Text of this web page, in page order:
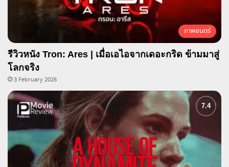
ภาพยนตร์
รีวิวหนัง Tron: Ares | เมื่อเอไอจากเดอะกริด ข้ามมาสู่
โลกจริง
3 February 2026